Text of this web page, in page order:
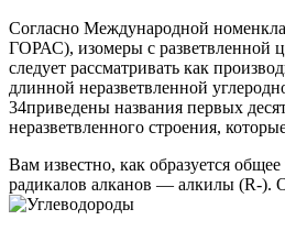
Согласно Международной
ГОРАС), изомеры с разветвленной
следует рассматривать как
длинной неразветвленной
34приведены названия первых
неразветвленного строения,
Вам известно, как образуется
радикалов алканов — алкилы (R-).